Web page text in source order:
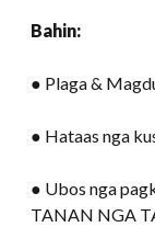
Bahin:
● Plaga &
● Hataas nga
● Ubos nga
TANAN NGA